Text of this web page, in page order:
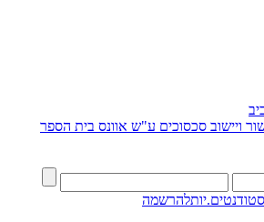
ויישוב סכסוכים ע"ש אוונס בית הספר
להרשמה